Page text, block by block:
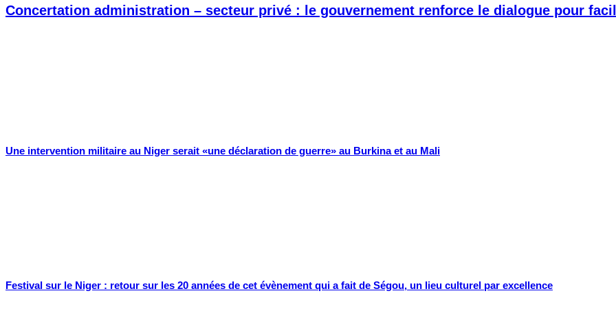
Concertation administration – secteur privé : le gouvernement renforce le dialogue pour
Une intervention militaire au Niger serait «une déclaration de guerre» au Burkina et au Mali
Festival sur le Niger : retour sur les 20 années de cet évènement qui a fait de Ségou, un lieu culturel par excellence